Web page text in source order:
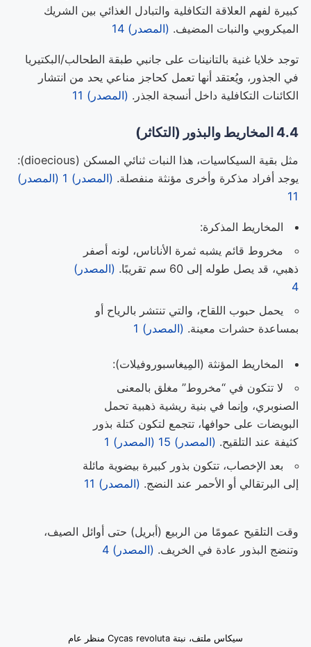
كبيرة لفهم العلاقة التكافلية والتبادل الغذائي بين الشريك
الميكروبي والنبات المضيف. (المصدر) 14
توجد خلايا غنية بالتانينات على جانبي طبقة الطحالب/البكتيريا
في الجذور، ويُعتقد أنها تعمل كحاجز مناعي يحد من انتشار
الكائنات التكافلية داخل أنسجة الجذر. (المصدر) 11
4.4 المخاريط والبذور (التكاثر)
مثل بقية السيكاسيات، هذا النبات ثنائي المسكن (dioecious):
يوجد أفراد مذكرة وأخرى مؤنثة منفصلة. (المصدر) 1
(المصدر)
11
المخاريط المذكرة:
مخروط قائم يشبه ثمرة الأناناس، لونه أصفر
ذهبي، قد يصل طوله إلى 60 سم تقريبًا.
(المصدر)
4
يحمل حبوب اللقاح، والتي تنتشر بالرياح أو
بمساعدة حشرات معينة. (المصدر) 1
المخاريط المؤنثة (المِيغاسبوروفيلات):
لا تتكون في “مخروط” مغلق بالمعنى
الصنوبري، وإنما في بنية ريشية ذهبية تحمل
البويضات على حوافها، تتجمع لتكون كتلة بذور
كثيفة عند التلقيح. (المصدر) 15
(المصدر) 1
بعد الإخصاب، تتكون بذور كبيرة بيضوية مائلة
إلى البرتقالي أو الأحمر عند النضج. (المصدر) 11
وقت التلقيح عمومًا من الربيع (أبريل) حتى أوائل الصيف،
وتنضج البذور عادة في الخريف. (المصدر) 4
سيكاس ملتف، نبتة Cycas revoluta منظر عام